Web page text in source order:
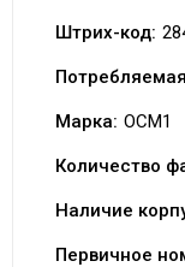
Штрих-код:
Марка: ОСМ1
Количество
Наличие
Первичное